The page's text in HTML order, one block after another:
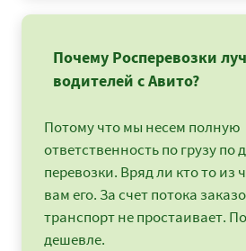
Почему Росперевозки
водителей с Авито?
Потому что мы несем полную
ответственность по грузу по
перевозки. Вряд ли кто то из
вам его. За счет потока
транспорт не простаивает.
дешевле.